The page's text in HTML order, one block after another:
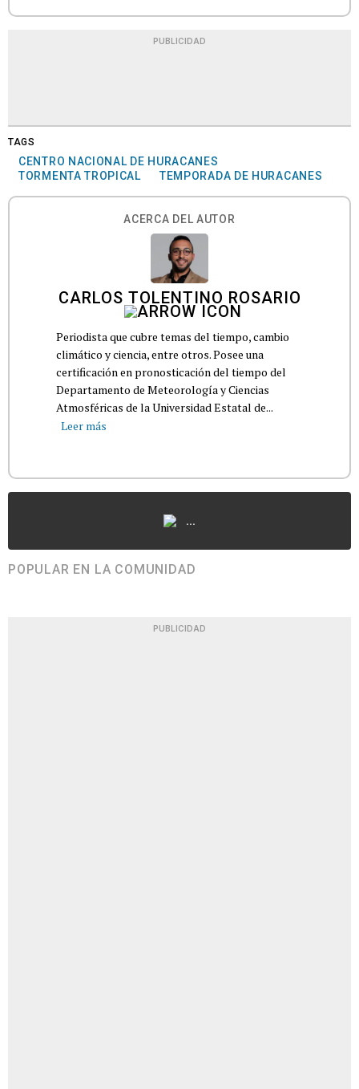
PUBLICIDAD
TAGS
CENTRO NACIONAL DE HURACANES
TORMENTA TROPICAL
TEMPORADA DE HURACANES
ACERCA DEL AUTOR
CARLOS TOLENTINO ROSARIO
Periodista que cubre temas del tiempo, cambio
climático y ciencia, entre otros. Posee una
certificación en pronosticación del tiempo del
Departamento de Meteorología y Ciencias
Atmosféricas de la Universidad Estatal de...
Leer más
...
POPULAR EN LA COMUNIDAD
PUBLICIDAD